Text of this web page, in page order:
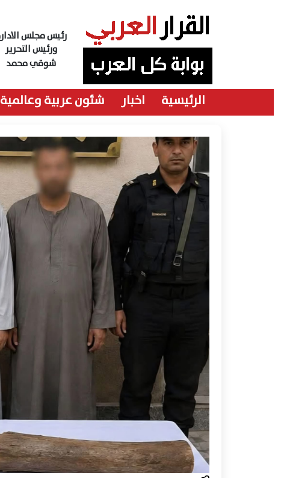
رئيس مجلس
ورئيس التحرير
شوقي محمد
الرئيسية اخبار شئون عربية وعالمية